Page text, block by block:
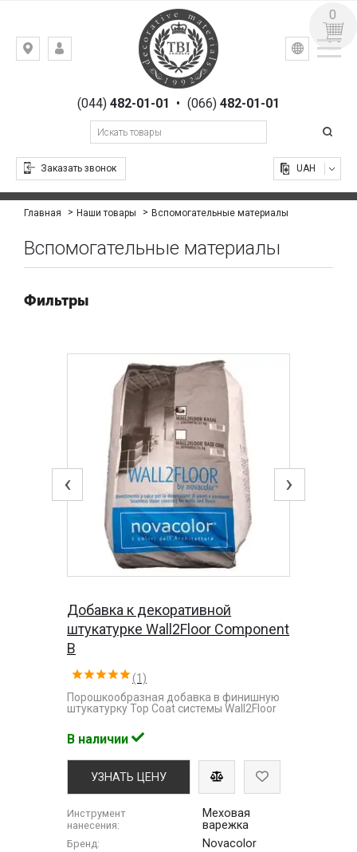
Киев,
Гоголевская,(044)482-01-01 • (066) 482-01-01
Заказать звонок
УКР РУС
UAH
0
Главная Наши товары Вспомогательные материалы
Вспомогательные материалы
Фильтры
‹ ›
Добавка к декоративной
штукатурке Wall2Floor Component
B
(1)
Порошкообразная добавка в финишную
штукатурку Top Coat системы Wall2Floor
В наличии
УЗНАТЬ ЦЕНУ
Инструмент
нанесения:
Меховая
варежка
Бренд: Novacolor